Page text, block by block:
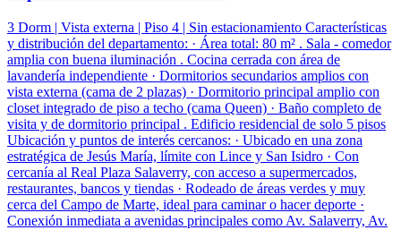
3 Dorm | Vista externa | Piso 4 | Sin estacionamiento Características
y distribución del departamento: · Área total: 80 m² . Sala - comedor
amplia con buena iluminación . Cocina cerrada con área de
lavandería independiente · Dormitorios secundarios amplios con
vista externa (cama de 2 plazas) · Dormitorio principal amplio con
closet integrado de piso a techo (cama Queen) · Baño completo de
visita y de dormitorio principal . Edificio residencial de solo 5 pisos
Ubicación y puntos de interés cercanos: · Ubicado en una zona
estratégica de Jesús María, límite con Lince y San Isidro · Con
cercanía al Real Plaza Salaverry, con acceso a supermercados,
restaurantes, bancos y tiendas · Rodeado de áreas verdes y muy
cerca del Campo de Marte, ideal para caminar o hacer deporte ·
Conexión inmediata a avenidas principales como Av. Salaverry, Av.